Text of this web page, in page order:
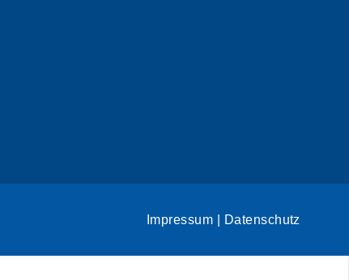
Impressum Datenschutz